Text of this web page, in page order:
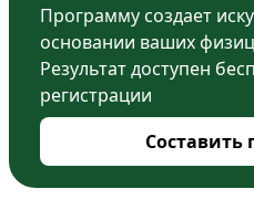
Программу создает
основании ваших
Результат доступен
регистрации
Составить